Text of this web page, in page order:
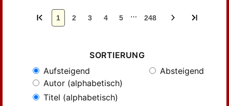
1 2 3 4 5 … 248
SORTIERUNG
Aufsteigend
Absteigend
Autor (alphabetisch)
Titel (alphabetisch)